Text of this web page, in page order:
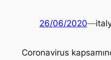
26/06/2020—
Coronavirus